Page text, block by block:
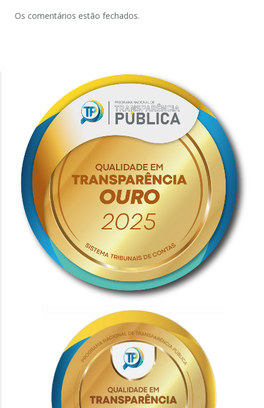
Os comentários estão fechados.